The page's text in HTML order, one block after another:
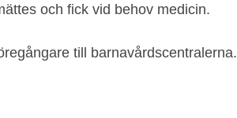
och fick vid behov medicin.
till barnavårdscentralerna.